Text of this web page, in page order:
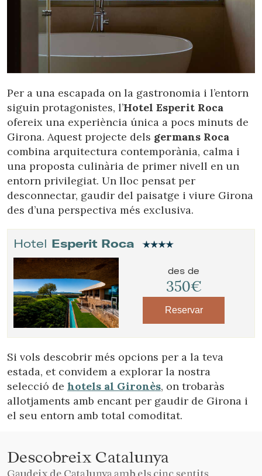
Per a una escapada on la gastronomia i l’entorn
siguin protagonistes, l’Hotel Esperit Roca
ofereix una experiència única a pocs minuts de
Girona. Aquest projecte dels germans Roca
combina arquitectura contemporània, calma i
una proposta culinària de primer nivell en un
entorn privilegiat. Un lloc pensat per
desconnectar, gaudir del paisatge i viure Girona
des d’una perspectiva més exclusiva.
Hotel Esperit Roca
des de
350€
Reservar
Si vols descobrir més opcions per a la teva
estada, et convidem a explorar la nostra
selecció de hotels al Gironès, on trobaràs
allotjaments amb encant per gaudir de Girona i
el seu entorn amb total comoditat.
Descobreix Catalunya
Gaudeix de Catalunya amb els cinc sentits